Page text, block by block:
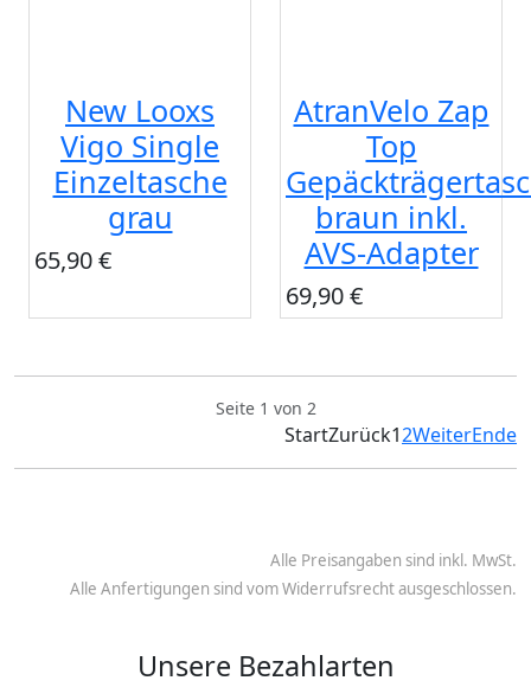
New Looxs
Vigo Single
Einzeltasche
grau
65,90 €
AtranVelo Zap
Top
braun inkl.
AVS-Adapter
69,90 €
Seite 1 von 2
StartZurück12WeiterEnde
Alle Preisangaben sind inkl. MwSt.
Alle Anfertigungen sind vom Widerrufsrecht ausgeschlossen.
Unsere Bezahlarten